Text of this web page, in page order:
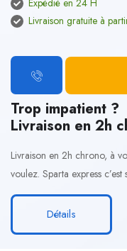
Expédié en 24 H
Livraison gratuite à
Trop impatient ?
Livraison en 2h
Livraison en 2h chrono, à
voulez. Sparta express
Détails